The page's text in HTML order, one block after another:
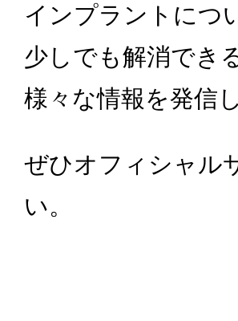
インプラントにつ
少しでも解消でき
様々な情報を発信
ぜひオフィシャル
い。